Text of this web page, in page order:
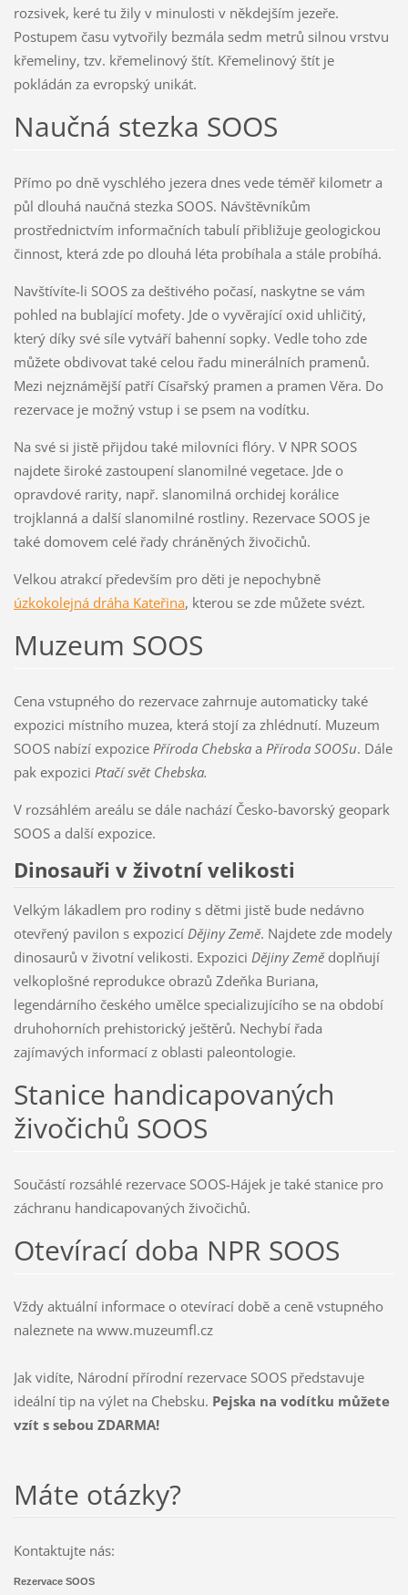
rozsivek, keré tu žily v minulosti v někdejším jezeře.
Postupem času vytvořily bezmála sedm metrů silnou vrstvu
křemeliny, tzv. křemelinový štít. Křemelinový štít je
pokládán za evropský unikát.
Naučná stezka SOOS
Přímo po dně vyschlého jezera dnes vede téměř kilometr a
půl dlouhá naučná stezka SOOS. Návštěvníkům
prostřednictvím informačních tabulí přibližuje geologickou
činnost, která zde po dlouhá léta probíhala a stále probíhá.
Navštívíte-li SOOS za deštivého počasí, naskytne se vám
pohled na bublající mofety. Jde o vyvěrající oxid uhličitý,
který díky své síle vytváří bahenní sopky. Vedle toho zde
můžete obdivovat také celou řadu minerálních pramenů.
Mezi nejznámější patří Císařský pramen a pramen Věra. Do
rezervace je možný vstup i se psem na vodítku.
Na své si jistě přijdou také milovníci flóry. V NPR SOOS
najdete široké zastoupení slanomilné vegetace. Jde o
opravdové rarity, např. slanomilná orchidej korálice
trojklanná a další slanomilné rostliny. Rezervace SOOS je
také domovem celé řady chráněných živočichů.
Velkou atrakcí především pro děti je nepochybně
úzkokolejná dráha Kateřina, kterou se zde můžete svézt.
Muzeum SOOS
Cena vstupného do rezervace zahrnuje automaticky také
expozici místního muzea, která stojí za zhlédnutí. Muzeum
SOOS nabízí expozice Příroda Chebskaa Příroda SOOSu. Dále
pak expozici Ptačí svět Chebska.
V rozsáhlém areálu se dále nachází Česko-bavorský geopark
SOOS a další expozice.
Dinosauři v životní velikosti
Velkým lákadlem pro rodiny s dětmi jistě bude nedávno
otevřený pavilon s expozicí Dějiny Země. Najdete zde modely
dinosaurů v životní velikosti. Expozici Dějiny Zemědoplňují
velkoplošné reprodukce obrazů Zdeňka Buriana,
legendárního českého umělce specializujícího se na období
druhohorních prehistorický ještěrů. Nechybí řada
zajímavých informací z oblasti paleontologie.
Stanice handicapovaných
živočichů SOOS
Součástí rozsáhlé rezervace SOOS-Hájek je také stanice pro
záchranu handicapovaných živočichů.
Otevírací doba NPR SOOS
Vždy aktuální informace o otevírací době a ceně vstupného
naleznete na www.muzeumfl.cz
Jak vidíte, Národní přírodní rezervace SOOS představuje
ideální tip na výlet na Chebsku. Pejska na vodítku můžete
vzít s sebou ZDARMA!
Máte otázky?
Kontaktujte nás:
Rezervace SOOS